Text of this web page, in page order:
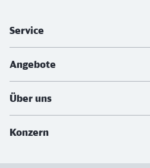
Service
Angebote
Über uns
Konzern